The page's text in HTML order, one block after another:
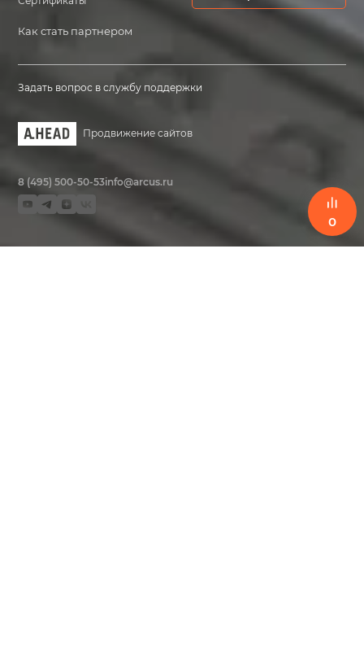
0
Как стать партнером
Задать вопрос в службу поддержки
Продвижение сайтов
8 (495) 500-50-53info@arcus.ru